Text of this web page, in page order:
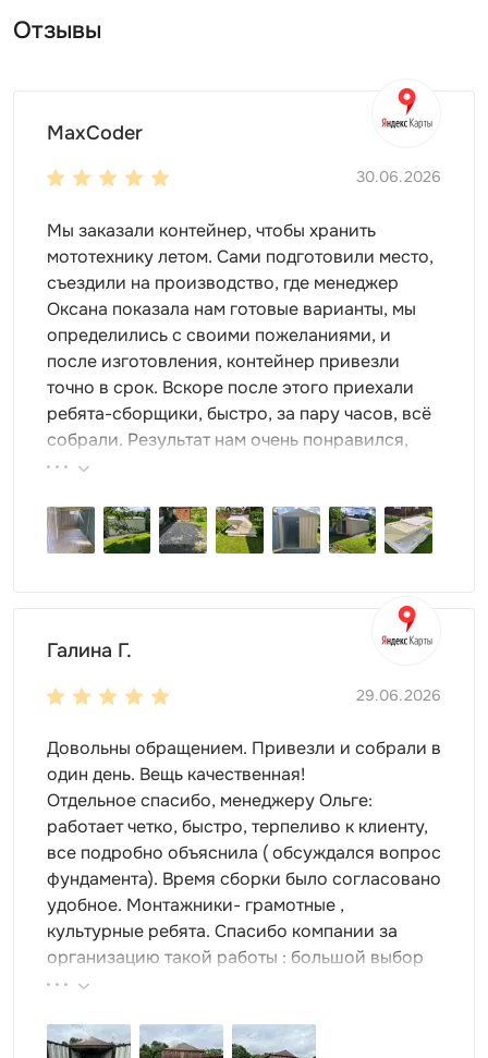
Контейнер может выглядеть так, как вы захотите. К
широкая палитра RAL
Чтобы внутри поместились все предметы, сразу
установите любые удобные системы хранения:
стеллажи и паллеты
ящики и крючки для инструментов
Особенности модели
Корпус длиной 4 м
с легкостью вместит все
инвентарь или бассейн. А может, все вместе!
Односкатная крышаконтейнера позволит
защитить ваше имущество от любых погодных
или к забору, сэкономив тем самым пространство
на участке.
Торцевая дверь
содержимому.
толщиной (поставляется в комплекте).
Высота односкатной крыши
высота в коньке - 2,45 м
высота у основания крыши - 2,06 м
Цвет можно выбрать любой из стандартных RAL. Но
также доступны другие, нестандартные, цвета RAL по
индивидуальному запросу.
Отзывы
MaxCoder
30.06.2026
Мы заказали контейнер, чтобы хранить
мототехнику летом. Сами подготовили место,
съездили на производство, где менеджер
Оксана показала нам готовые варианты, мы
определились с своими пожеланиями, и
после изготовления, контейнер привезли
точно в срок. Вскоре после этого приехали
ребята-сборщики, быстро, за пару часов, всё
собрали. Результат нам очень понравился,
поэтому всем советуем эту фирму.
Галина Г.
29.06.2026
Довольны обращением. Привезли и собрали в
один день. Вещь качественная!
Отдельное спасибо, менеджеру Ольге:
работает четко, быстро, терпеливо к клиенту,
все подробно объяснила ( обсуждался вопрос
фундамента). Время сборки было согласовано
удобное. Монтажники- грамотные ,
культурные ребята. Спасибо компании за
организацию такой работы : большой выбор
продукции, реальные цены.